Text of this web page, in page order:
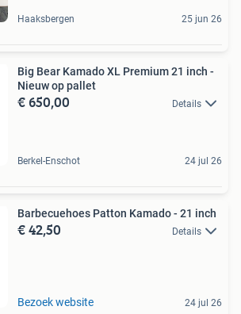
Haaksbergen 25 jun 26
Big Bear Kamado XL Premium 21 inch -
Nieuw op pallet
€ 650,00 Details
Berkel-Enschot 24 jul 26
Barbecuehoes Patton Kamado - 21 inch
€ 42,50 Details
Bezoek website 24 jul 26